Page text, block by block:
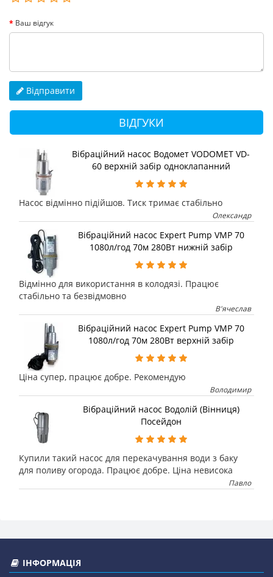
Ваш відгук
Відправити
ВІДГУКИ
Вібраційний насос Водомет VODOMET VD-
60 верхній забір одноклапанний
Насос відмінно підійшов. Тиск тримає стабільно
Олександр
Вібраційний насос Expert Pump VMP 70
1080л/год 70м 280Вт нижній забір
Відмінно для використання в колодязі. Працює
стабільно та безвідмовно
В'ячеслав
Вібраційний насос Expert Pump VMP 70
1080л/год 70м 280Вт верхній забір
Ціна супер, працює добре. Рекомендую
Володимир
Вібраційний насос Водолій (Вінниця)
Посейдон
Купили такий насос для перекачування води з баку
для поливу огорода. Працює добре. Ціна невисока
Павло
ІНФОРМАЦІЯ